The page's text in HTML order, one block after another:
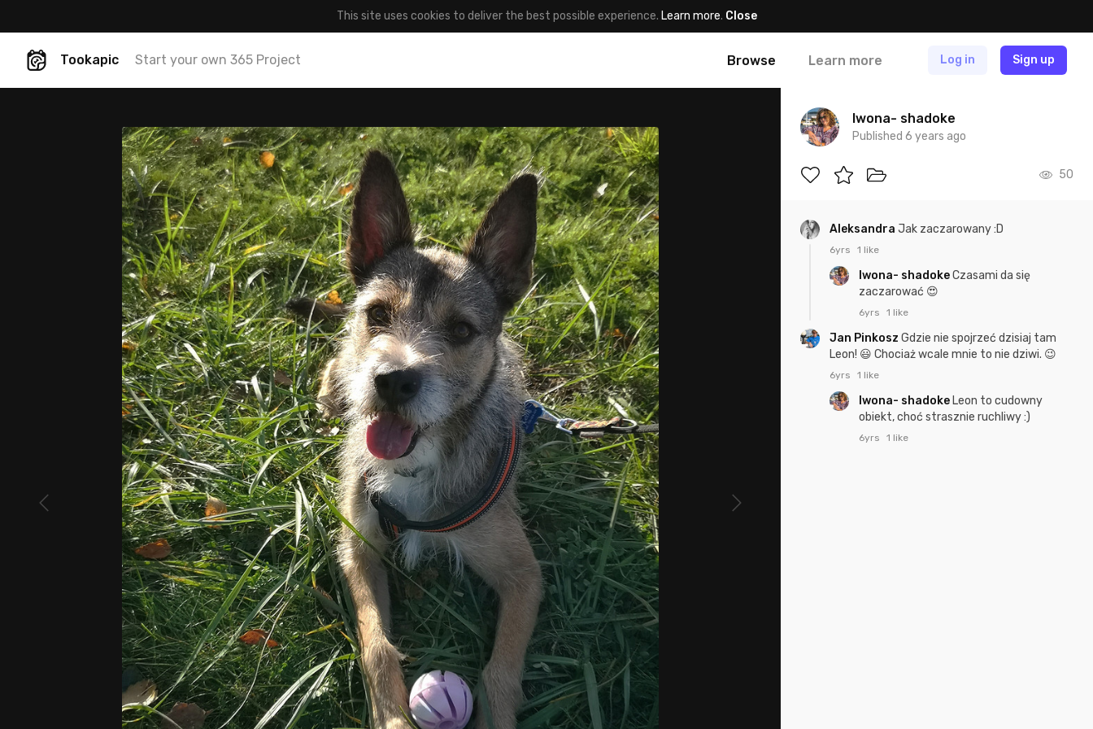
This site uses cookies to deliver the best possible experience. Learn more. Close
Tookapic Start your own 365 Project Browse Learn more Log in Sign up
Iwona- shadoke
Published 6 years ago
50
Aleksandra Jak zaczarowany :D
6yrs 1 like
Iwona- shadokeCzasami da się
zaczarować 😍
6yrs 1 like
Jan Pinkosz Gdzie nie spojrzeć dzisiaj tam
Leon! 😃 Chociaż wcale mnie to nie dziwi. 😉
6yrs 1 like
Iwona- shadoke Leon to cudowny
obiekt, choć strasznie ruchliwy :)
6yrs 1 like